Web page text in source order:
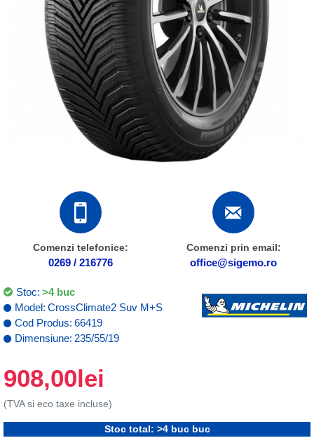
Comenzi telefonice:
0269 / 216776
Comenzi prin email:
office@sigemo.ro
908,00lei
(TVA si eco taxe incluse)
Stoc: >4 buc
Model: CrossClimate2 Suv M+S
Cod Produs: 66419
Dimensiune: 235/55/19
Stoc total: >4 buc buc